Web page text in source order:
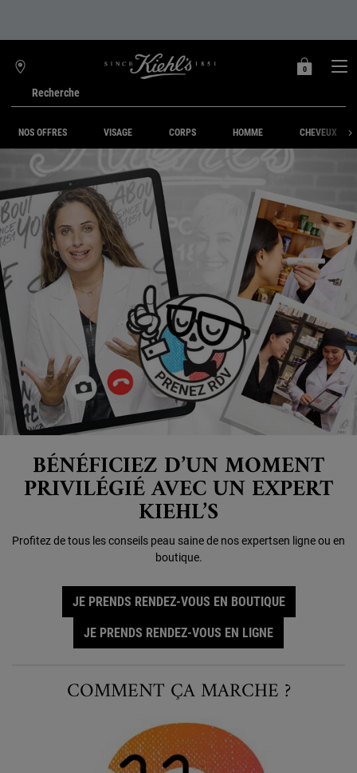
Recherche
TROUVER
BOUTIQUE
MON
0
0 PRODUIT
NOS OFFRES VISAGE CORPS HOMME CHEVEUX
BÉNÉFICIEZ D’UN MOMENT
PRIVILÉGIÉ AVEC UN EXPERT
KIEHL’S
Profitez de tous les conseils peau saine de nos expertsen ligne ou en
boutique.
JE PRENDS RENDEZ-VOUS EN BOUTIQUE
JE PRENDS RENDEZ-VOUS EN LIGNE
COMMENT ÇA MARCHE ?